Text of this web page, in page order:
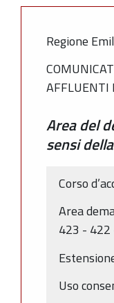
Regione
AFFLUENTI
Area del
sensi
Corso
Area
423 -
Uso